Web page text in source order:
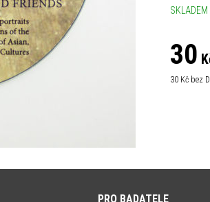
SKLADEM
30
30 Kč bez
PRO BADATELE